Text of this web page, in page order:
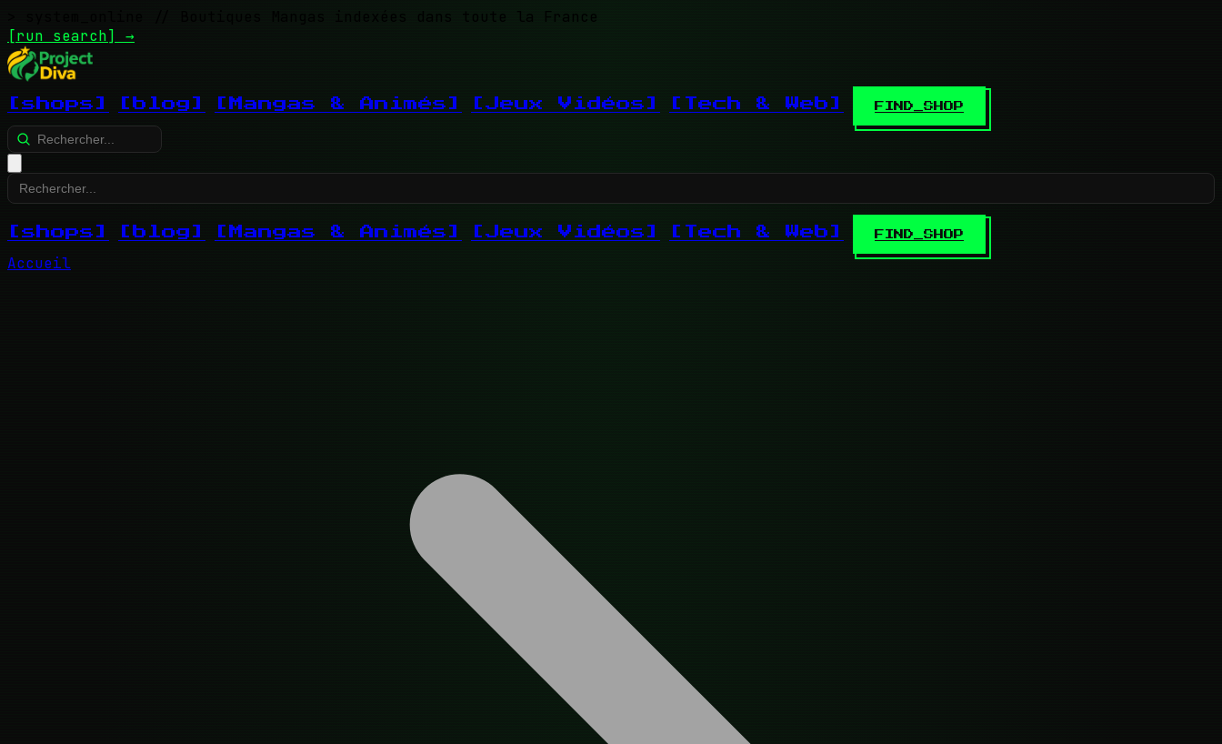
// Boutiques Mangas indexées dans toute la France
[run search] →
[shops] [blog] [Mangas & Animés] [Jeux Vidéos] [Tech & Web] FIND_SHOP
[shops] [blog] [Mangas & Animés] [Jeux Vidéos] [Tech & Web] FIND_SHOP
Accueil